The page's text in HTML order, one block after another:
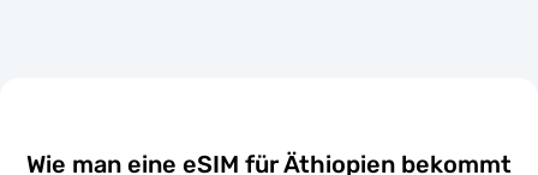
Wie man eine eSIM für Äthiopien bekommt